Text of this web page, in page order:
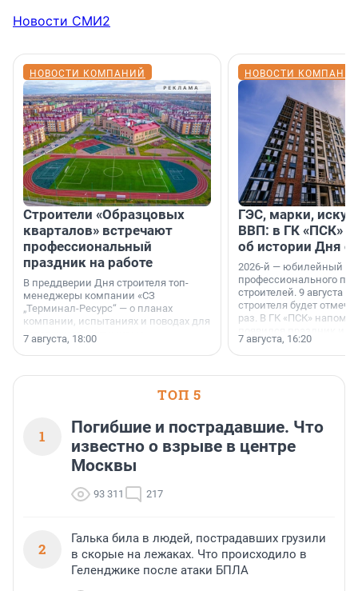
Новости СМИ2
НОВОСТИ КОМПАНИЙ
Строители «Образцовых
кварталов» встречают
профессиональный
праздник на работе
В преддверии Дня строителя топ-
менеджеры компании «СЗ
„Терминал-Ресурс“ — о планах
компании, испытаниях и поводах для
осторожного оптимизма.
7 августа, 18:00
НОВОСТИ
ГЭС, марки,
ВВП: в ГК «ПСК»
об истории Дня
2026-й — юбилейный
профессионального
строителей. 9 августа
строителя будет
раз. В ГК «ПСК»
поменялась роль
7 августа, 16:20
ТОП 5
1
Погибшие и пострадавшие. Что
известно о взрыве в центре
Москвы
93 311 217
2
Галька била в людей, пострадавших грузили
в скорые на лежаках. Что происходило в
Геленджике после атаки БПЛА